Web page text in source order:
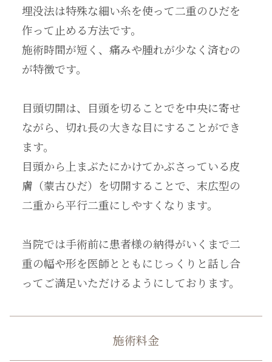
埋没法は特殊な細い糸を使って二重のひだを
作って止める方法です。
施術時間が短く、痛みや腫れが少なく済むの
が特徴です。
目頭切開は、目頭を切ることでを中央に寄せ
ながら、切れ長の大きな目にすることができ
ます。
目頭から上まぶたにかけてかぶさっている皮
膚（蒙古ひだ）を切開することで、末広型の
二重から平行二重にしやすくなります。
当院では手術前に患者様の納得がいくまで二
重の幅や形を医師とともにじっくりと話し合
ってご満足いただけるようにしております。
施術料金